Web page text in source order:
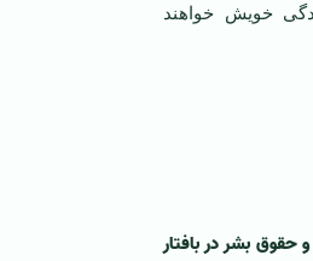
خویش خواهند
حقوق بشر در بافتار